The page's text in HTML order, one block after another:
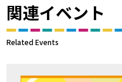
関連イベント
Related Events